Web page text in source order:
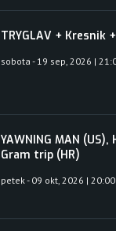
TRYGLAV + Kresnik
sobota - 19 sep, 2026 |
YAWNING MAN
Gram trip (HR)
petek - 09 okt, 2026 | 20:00